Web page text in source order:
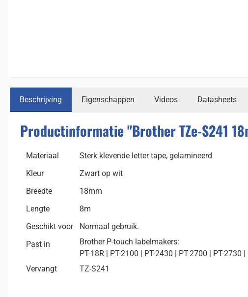
Beschrijving Eigenschappen Videos Datasheets
Productinformatie "Brother TZe-S241
Materiaal
Sterk klevende letter tape, gelamineerd
Kleur
Zwart op wit
Breedte
18mm
Lengte
8m
Geschikt voor
Normaal gebruik.
Past in
Brother P-touch labelmakers:
PT-18R | PT-2100 | PT-2430 | PT-2700 | PT-2730
Vervangt
TZ-S241